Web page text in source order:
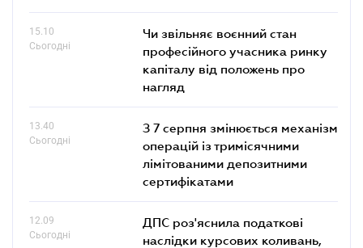
15.10
Сьогодні
Чи звільняє воєнний стан
професійного учасника ринку
капіталу від положень про
нагляд
13.40
Сьогодні
З 7 серпня змінюється механізм
операцій із тримісячними
лімітованими депозитними
сертифікатами
12.09
Сьогодні
ДПС роз'яснила податкові
наслідки курсових коливань,